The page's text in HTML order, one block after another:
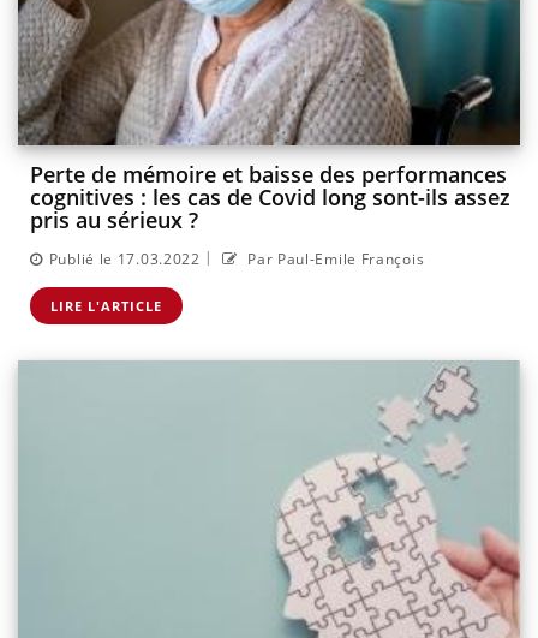
Perte de mémoire et baisse des performances
cognitives : les cas de Covid long sont-ils assez
pris au sérieux ?
Publié le 17.03.2022 | Par Paul-Emile François
LIRE L'ARTICLE